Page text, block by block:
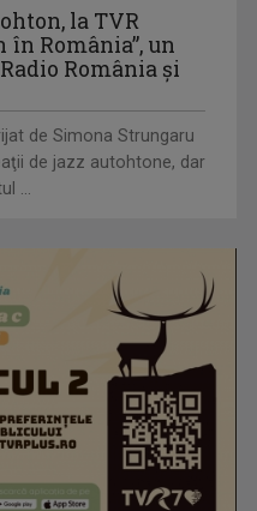
Au început înscrierile
la TVR
în România”, un
România şi
de Simona Strungaru
de jazz autohtone, dar
...